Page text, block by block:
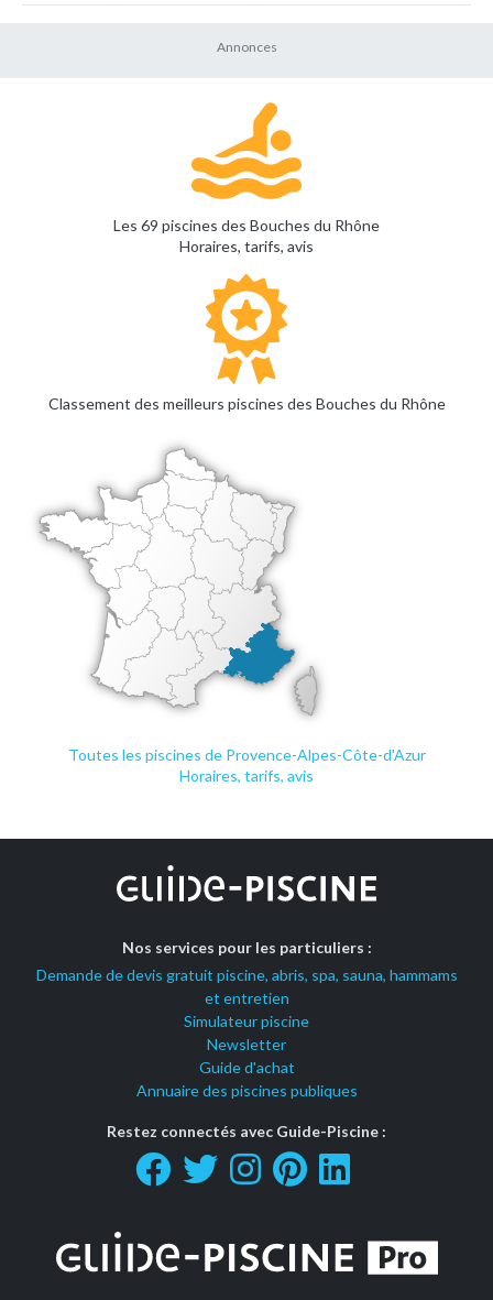
Les 69 piscines des Bouches du Rhône
Horaires, tarifs, avis
Classement des meilleurs piscines des Bouches du Rhône
Toutes les piscines de Provence-Alpes-Côte-d'Azur
Horaires, tarifs, avis
Nos services pour les particuliers :
Demande de devis gratuit piscine, abris, spa, sauna, hammams
et entretien
Simulateur piscine
Newsletter
Guide d'achat
Annuaire des piscines publiques
Restez connectés avec Guide-Piscine :